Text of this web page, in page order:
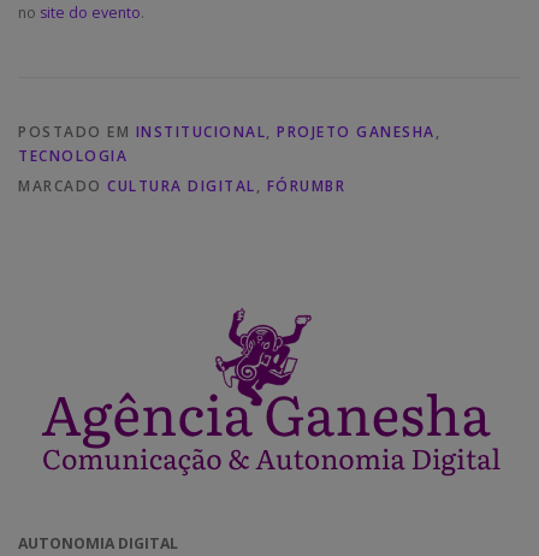
no site do evento.
POSTADO EM INSTITUCIONAL, PROJETO GANESHA,
TECNOLOGIA
MARCADO CULTURA DIGITAL, FÓRUMBR
AUTONOMIA DIGITAL